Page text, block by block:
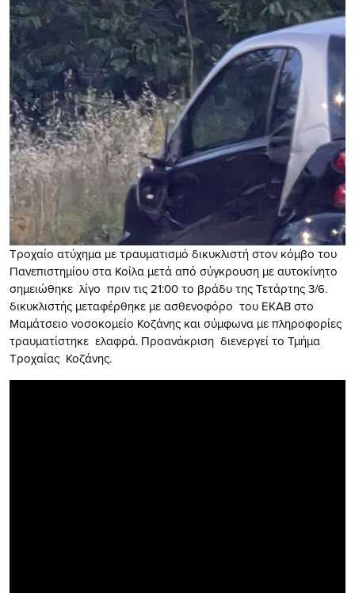
Τροχαίο ατύχημα με τραυματισμό δικυκλιστή στον κόμβο του
Πανεπιστημίου στα Κοίλα μετά από σύγκρουση με αυτοκίνητο
σημειώθηκε λίγο πριν τις 21:00 το βράδυ της Τετάρτης 3/6.
δικυκλιστής μεταφέρθηκε με ασθενοφόρο του ΕΚΑΒ στο
Μαμάτσειο νοσοκομείο Κοζάνης και σύμφωνα με πληροφορίες
τραυματίστηκε ελαφρά. Προανάκριση διενεργεί το Τμήμα
Τροχαίας Κοζάνης.